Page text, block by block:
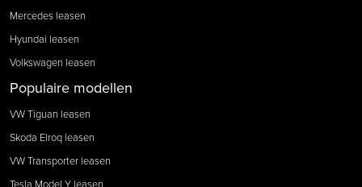
Mercedes leasen
Hyundai leasen
Volkswagen leasen
Populaire modellen
VW Tiguan leasen
Skoda Elroq leasen
VW Transporter leasen
Tesla Model Y leasen